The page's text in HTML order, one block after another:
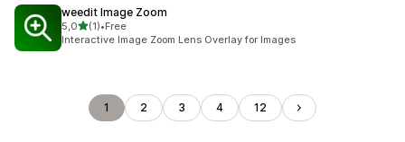
weedit Image Zoom
5,0de 5 estrelas
(1)
1 total de avaliações
•Free
Interactive Image Zoom Lens Overlay for Images
1 2 3 4 12